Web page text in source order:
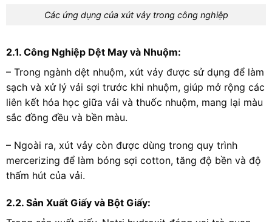
Các ứng dụng của xút vảy trong công nghiệp
2.1. Công Nghiệp Dệt May và Nhuộm:
– Trong ngành dệt nhuộm, xút vảy được sử dụng để làm
sạch và xử lý vải sợi trước khi nhuộm, giúp mở rộng các
liên kết hóa học giữa vải và thuốc nhuộm, mang lại màu
sắc đồng đều và bền màu.
– Ngoài ra, xút vảy còn được dùng trong quy trình
mercerizing để làm bóng sợi cotton, tăng độ bền và độ
thấm hút của vải.
2.2. Sản Xuất Giấy và Bột Giấy: